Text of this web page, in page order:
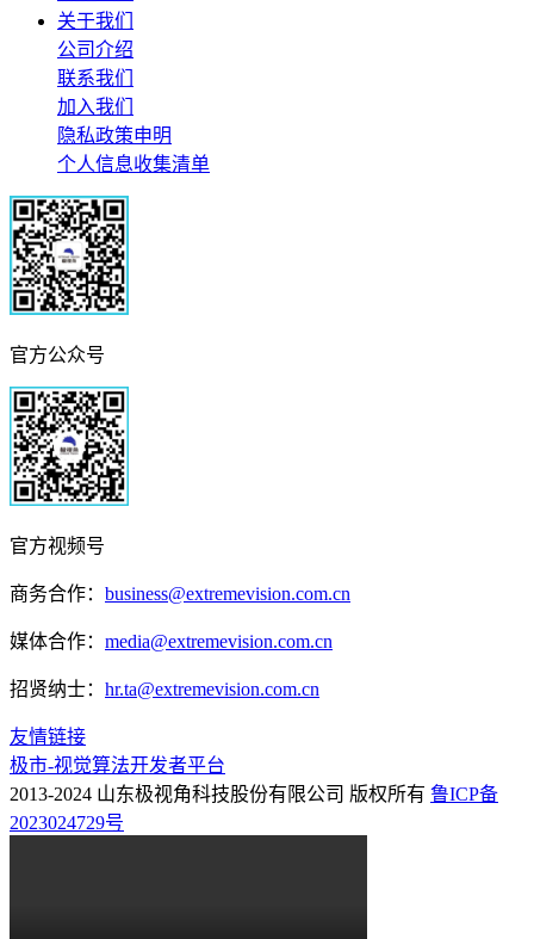
关于我们
公司介绍
联系我们
加入我们
隐私政策申明
个人信息收集清单
官方公众号
官方视频号
商务合作： business@extremevision.com.cn
媒体合作： media@extremevision.com.cn
招贤纳士： hr.ta@extremevision.com.cn
友情链接
极市-视觉算法开发者平台
2013-2024 山东极视角科技股份有限公司 版权所有 鲁ICP备
2023024729号